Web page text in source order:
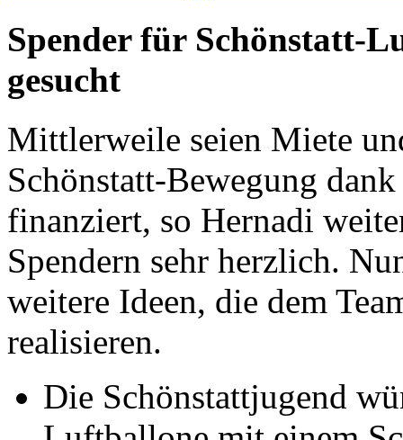
Spender für Schönstatt-
gesucht
Mittlerweile seien Miete
Schönstatt-Bewegung
finanziert, so Hernadi
Spendern sehr herzlich.
weitere Ideen, die dem
realisieren.
Die Schönstattjugend